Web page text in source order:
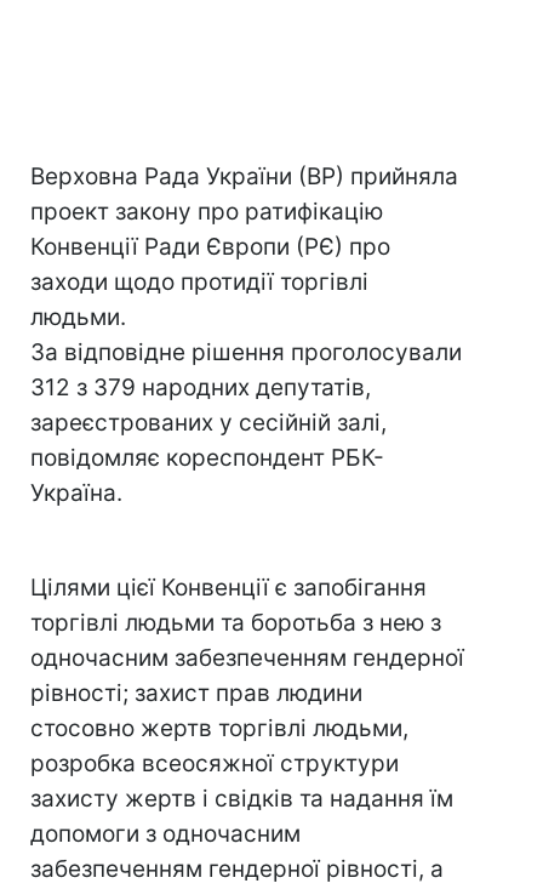
Верховна Рада України (ВР) прийняла
проект закону про ратифікацію
Конвенції Ради Європи (РЄ) про
заходи щодо протидії торгівлі
людьми.
За відповідне рішення проголосували
312 з 379 народних депутатів,
зареєстрованих у сесійній залі,
повідомляє кореспондент РБК-
Україна.
Цілями цієї Конвенції є запобігання
торгівлі людьми та боротьба з нею з
одночасним забезпеченням гендерної
рівності; захист прав людини
стосовно жертв торгівлі людьми,
розробка всеосяжної структури
захисту жертв і свідків та надання їм
допомоги з одночасним
забезпеченням гендерної рівності, а